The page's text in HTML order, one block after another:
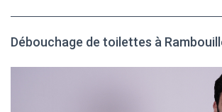
Débouchage de toilettes à